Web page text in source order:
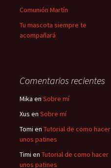
Comunión Martín
Tu mascota siempre te
acompañará
Comentarios recientes
Mika en Sobre mí
Xus en Sobre mí
Tomi en Tutorial de como hacer
unos patines
Timi en Tutorial de como hacer
unos patines